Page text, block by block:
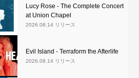
Lucy Rose - The Complete Concert
at Union Chapel
2026.08.14 リリース
Evil Island - Terraform the Afterlife
2026.08.14 リリース